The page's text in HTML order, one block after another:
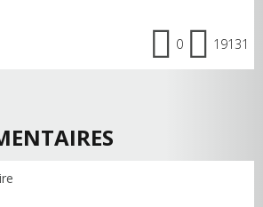
0 19131